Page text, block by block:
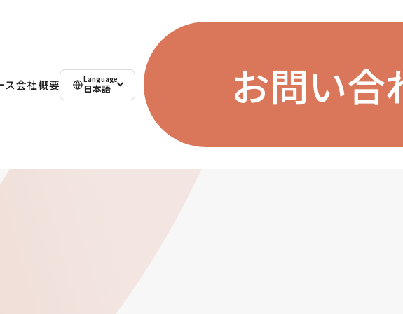
ス会社概要 Language
日本語 お問い合